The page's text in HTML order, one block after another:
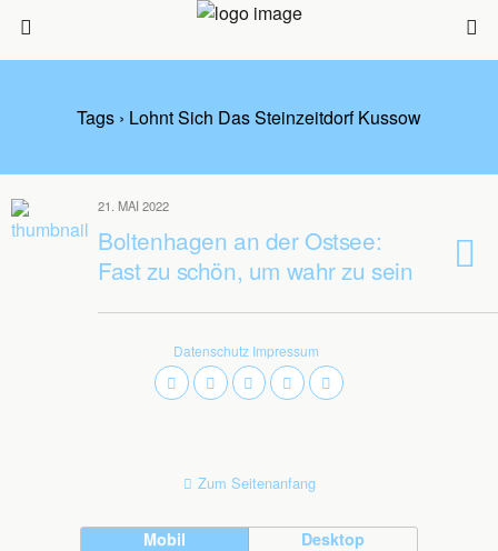
Tags › Lohnt Sich Das Steinzeitdorf Kussow
21. MAI 2022
Boltenhagen an der Ostsee:
Fast zu schön, um wahr zu sein
Datenschutz Impressum
Zum Seitenanfang
Mobil Desktop